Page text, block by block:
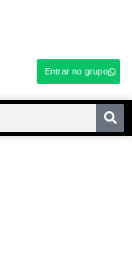
Entrar no grupo